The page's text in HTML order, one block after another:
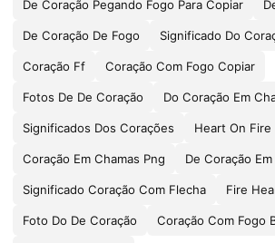
De Coração Pegando Fogo Para Copiar
De Coração De Fogo Significado Do
Coração Ff Coração Com Fogo Copiar
Fotos De De Coração Do Coração Em
Significados Dos Corações Heart On Fire
Coração Em Chamas Png De Coração
Significado Coração Com Flecha Fire
Foto Do De Coração Coração Com Fogo